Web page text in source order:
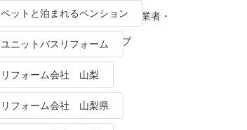
水栓金具修理・交換 リフォーム業者・
会社 ＴＯＴＯリモデルクラブ
ペットと泊まれるペンション
ユニットバスリフォーム
リフォーム会社 山梨
リフォーム会社 山梨県